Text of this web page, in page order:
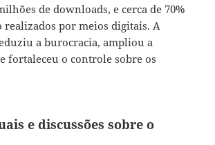
de downloads, e cerca de 70%
realizados por meios digitais. A
a burocracia, ampliou a
fortaleceu o controle sobre os
e discussões sobre o